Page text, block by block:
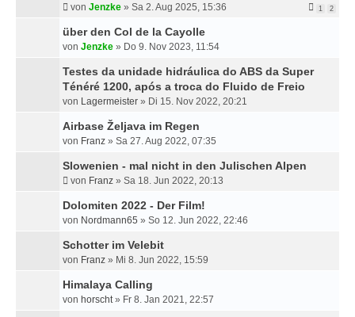
von Jenzke » Sa 2. Aug 2025, 15:36 1 2
über den Col de la Cayolle
von Jenzke » Do 9. Nov 2023, 11:54
Testes da unidade hidráulica do ABS da Super
Ténéré 1200, após a troca do Fluido de Freio
von Lagermeister » Di 15. Nov 2022, 20:21
Airbase Željava im Regen
von Franz » Sa 27. Aug 2022, 07:35
Slowenien - mal nicht in den Julischen Alpen
von Franz » Sa 18. Jun 2022, 20:13
Dolomiten 2022 - Der Film!
von Nordmann65 » So 12. Jun 2022, 22:46
Schotter im Velebit
von Franz » Mi 8. Jun 2022, 15:59
Himalaya Calling
von horscht» Fr 8. Jan 2021, 22:57